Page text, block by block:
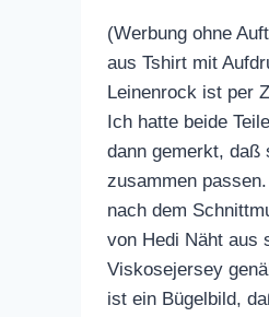
(Werbung ohne
aus Tshirt mit
Leinenrock ist per
Ich hatte beide
dann gemerkt, daß
zusammen
nach dem
von Hedi Näht aus
Viskosejersey
ist ein Bügelbild,